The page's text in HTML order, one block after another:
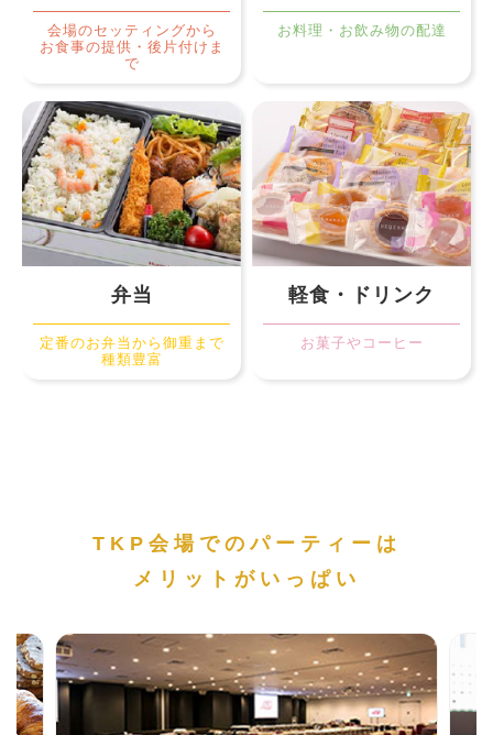
会場のセッティングから
お食事の提供・後片付けま
で
お料理・お飲み物の配達
弁当
定番のお弁当から御重まで
種類豊富
軽食・ドリンク
お菓子やコーヒー
TKP会場でのパーティーは
メリットがいっぱい